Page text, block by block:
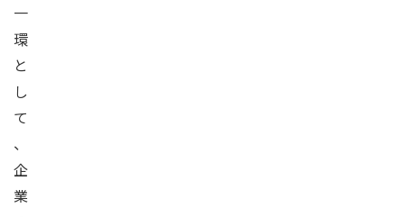
一
環
と
し
て
、
企
業